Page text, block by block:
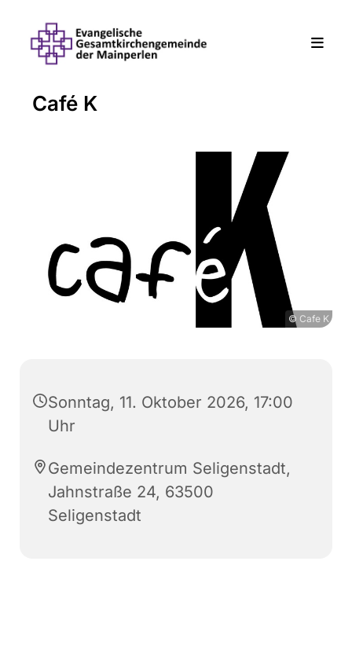
Café K
© Cafe K
Sonntag, 11. Oktober 2026, 17:00
Uhr
Gemeindezentrum Seligenstadt,
Jahnstraße 24, 63500
Seligenstadt